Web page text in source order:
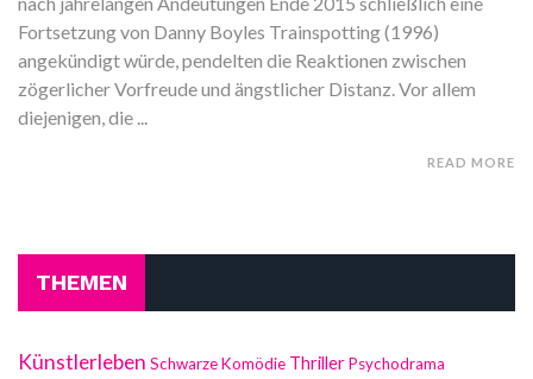
Fortsetzung von Danny Boyles Trainspotting (1996)
angekündigt würde, pendelten die Reaktionen zwischen
zögerlicher Vorfreude und ängstlicher Distanz. Vor allem
diejenigen, die ...
READ MORE
THEMEN
Künstlerleben Schwarze Komödie ThrillerPsychodrama